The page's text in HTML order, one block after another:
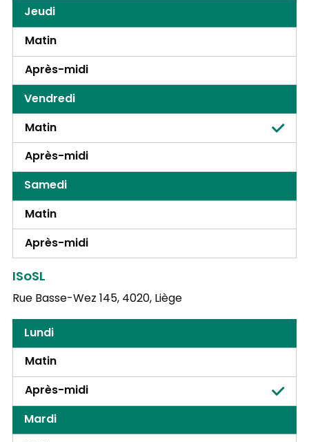
Jeudi
Matin
Après-midi
Vendredi
Matin
Après-midi
Samedi
Matin
Après-midi
ISoSL
Rue Basse-Wez 145,4020, Liège
Lundi
Matin
Après-midi
Mardi